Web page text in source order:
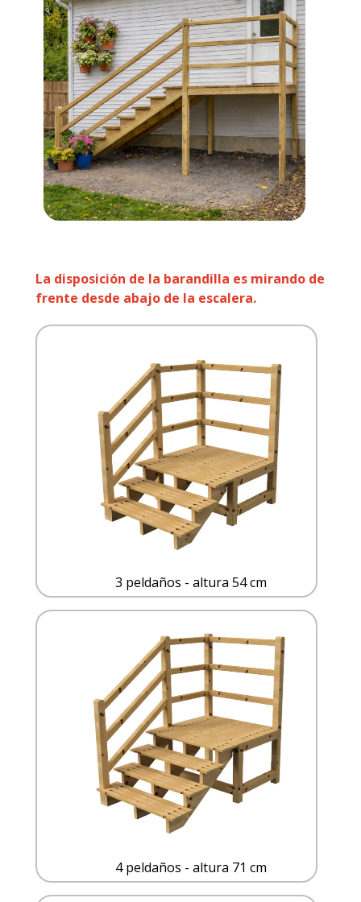
La disposición de la barandilla es mirando de
frente desde abajo de la escalera.
3 peldaños - altura 54 cm
4 peldaños - altura 71 cm